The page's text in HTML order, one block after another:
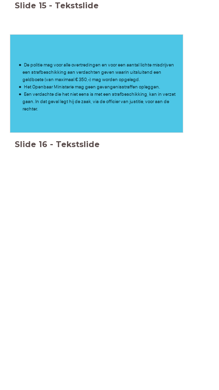
Slide 15 - Tekstslide
De politie mag voor alle overtredingen en voor een aantal lichte misdrijven
een strafbeschikking aan verdachten geven waarin uitsluitend een
geldboete (van maximaal € 350,-) mag worden opgelegd.
Het Openbaar Ministerie mag geen gevangenisstraffen opleggen.
Een verdachte die het niet eens is met een strafbeschikking, kan in verzet
gaan. In dat geval legt hij de zaak, via de officier van justitie, voor aan de
rechter.
Slide 16 - Tekstslide